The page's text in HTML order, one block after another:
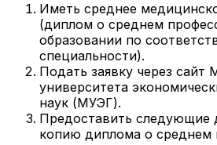
Иметь среднее
(диплом о среднем
образовании по
специальности).
Подать заявку через сайт
университета
наук (МУЭГ).
Предоставить следующие
копию диплома о среднем